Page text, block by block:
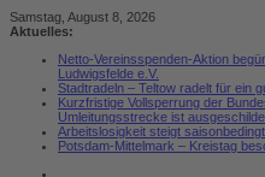
Zum
Inhalt
Samstag, August 8, 2026
Aktuelles:
Netto-Vereinsspenden-Aktion
Ludwigsfelde e.V.
Stadtradeln – Teltow radelt für ein
Kurzfristige Vollsperrung der
Umleitungsstrecke ist
Arbeitslosigkeit steigt
Potsdam-Mittelmark – Kreistag